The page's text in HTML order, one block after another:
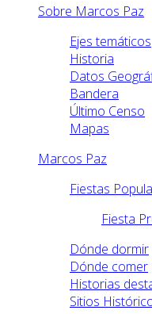
Sobre Marcos Paz
Ejes temáticos
Historia
Datos
Bandera
Último Censo
Mapas
Marcos Paz
Fiestas
Fiesta
Dónde dormir
Dónde comer
Historias
Sitios